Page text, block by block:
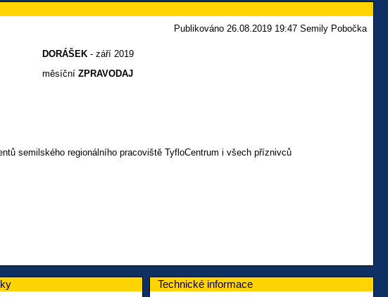
Publikováno 26.08.2019 19:47 Semily Pobočka
DORÁŠEK- září 2019
měsíčníZPRAVODAJ
semilského regionálního pracoviště TyfloCentrum i všech příznivců
Technické informace